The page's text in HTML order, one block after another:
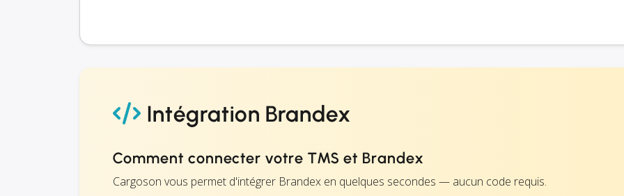
Intégration Brandex
Comment connecter votre TMS et Brandex
Cargoson vous permet d'intégrer Brandex en quelques secondes — aucun code requis.